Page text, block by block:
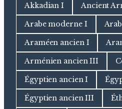
Akkadian I Ancient
Arabe moderne I
Araméen ancien I
Arménien ancien III
Égyptien ancien I
Égyptien ancien III